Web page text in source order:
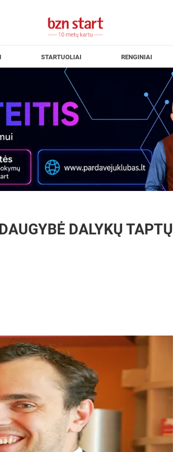
STARTUOLIAI RENGINIAI
DALYKŲ TAPTŲ